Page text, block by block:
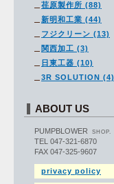
荏原製作所 (88)
新明和工業 (44)
フジクリーン (13)
関西加工 (3)
日東工器 (10)
3R SOLUTION (4)
ABOUT US
PUMPBLOWER SHOP.
TEL 047-321-6870
FAX 047-325-9607
privacy policy